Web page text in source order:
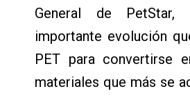
General de PetStar,
importante evolución
PET para convertirse
materiales que más se